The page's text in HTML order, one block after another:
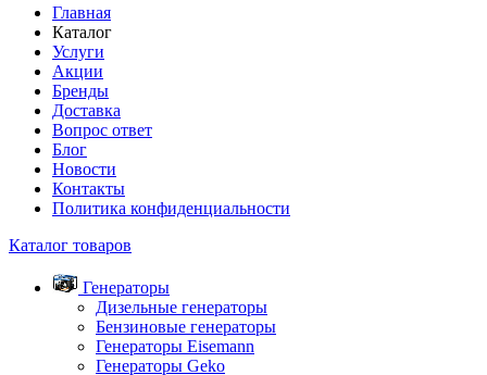
Главная
Каталог
Услуги
Акции
Бренды
Доставка
Вопрос ответ
Блог
Новости
Контакты
Политика конфиденциальности
Каталог товаров
Генераторы
Дизельные генераторы
Бензиновые генераторы
Генераторы Eisemann
Генераторы Geko